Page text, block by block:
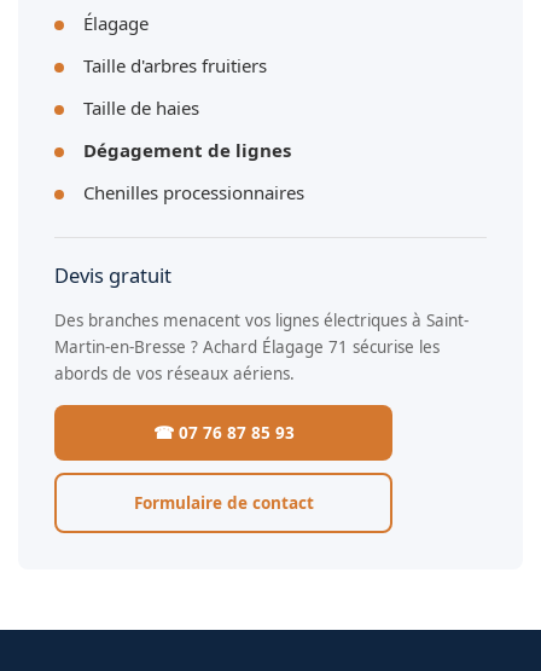
Élagage
Taille d'arbres fruitiers
Taille de haies
Dégagement de lignes
Chenilles processionnaires
Devis gratuit
Des branches menacent vos lignes électriques à Saint-
Martin-en-Bresse ? Achard Élagage 71 sécurise les
abords de vos réseaux aériens.
☎ 07 76 87 85 93
Formulaire de contact